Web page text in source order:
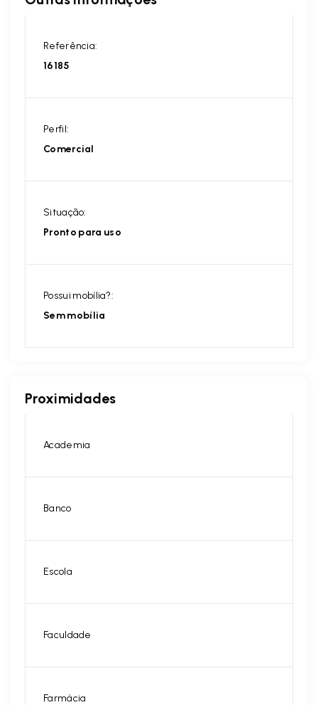
Referência:
16185
Perfil:
Comercial
Situação:
Pronto para uso
Possui mobília?:
Sem mobília
Proximidades
Academia
Banco
Escola
Faculdade
Farmácia